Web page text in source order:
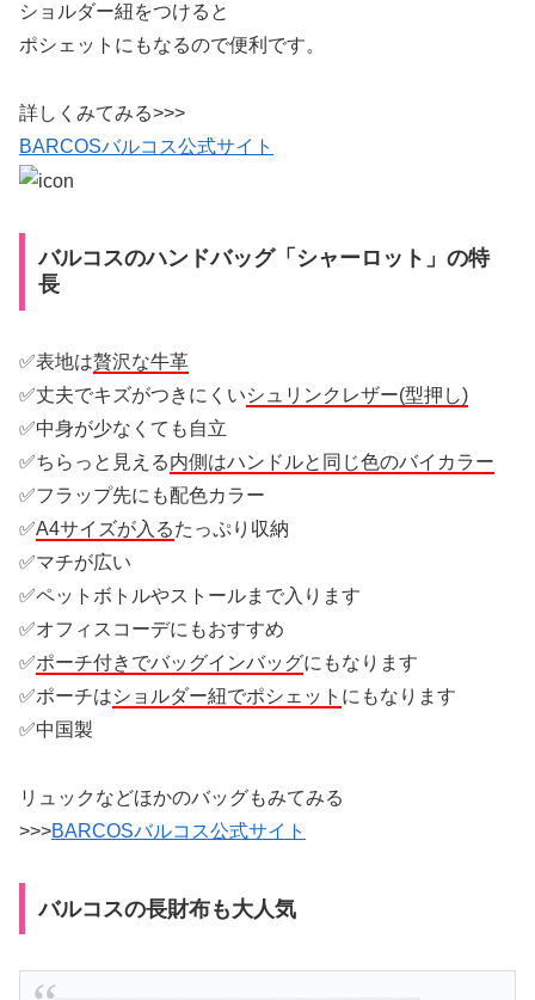
ショルダー紐をつけると
ポシェットにもなるので便利です。
詳しくみてみる>>>
BARCOSバルコス公式サイト
バルコスのハンドバッグ「シャーロット」の特
長
✅表地は贅沢な牛革
✅丈夫でキズがつきにくいシュリンクレザー(型押し)
✅中身が少なくても自立
✅ちらっと見える内側はハンドルと同じ色のバイカラー
✅フラップ先にも配色カラー
✅A4サイズが入るたっぷり収納
✅マチが広い
✅ペットボトルやストールまで入ります
✅オフィスコーデにもおすすめ
✅ポーチ付きでバッグインバッグにもなります
✅ポーチはショルダー紐でポシェット にもなります
✅中国製
リュックなどほかのバッグもみてみる
>>>BARCOSバルコス公式サイト
バルコスの長財布も大人気